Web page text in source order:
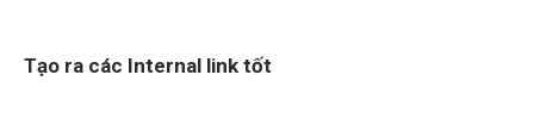
Tạo ra các Internal link tốt